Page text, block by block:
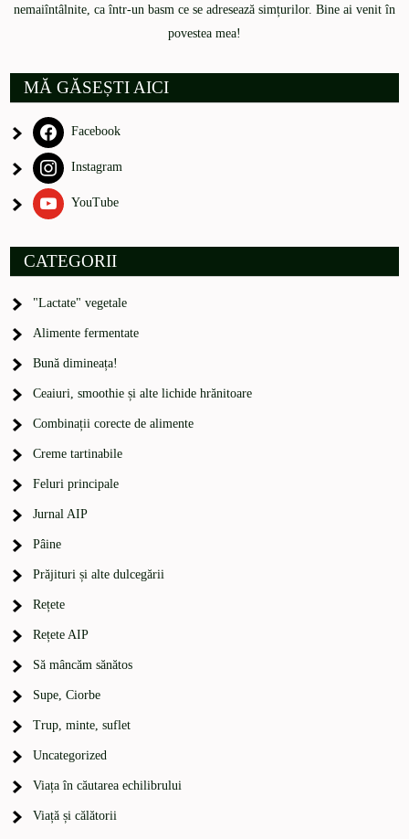
nemaiîntâlnite, ca într-un basm ce se adresează simțurilor. Bine ai venit în
povestea mea!
MĂ GĂSEȘTI AICI
Facebook
Instagram
YouTube
CATEGORII
"Lactate" vegetale
Alimente fermentate
Bună dimineața!
Ceaiuri, smoothie și alte lichide hrănitoare
Combinații corecte de alimente
Creme tartinabile
Feluri principale
Jurnal AIP
Pâine
Prăjituri și alte dulcegării
Rețete
Rețete AIP
Să mâncăm sănătos
Supe, Ciorbe
Trup, minte, suflet
Uncategorized
Viața în căutarea echilibrului
Viață și călătorii